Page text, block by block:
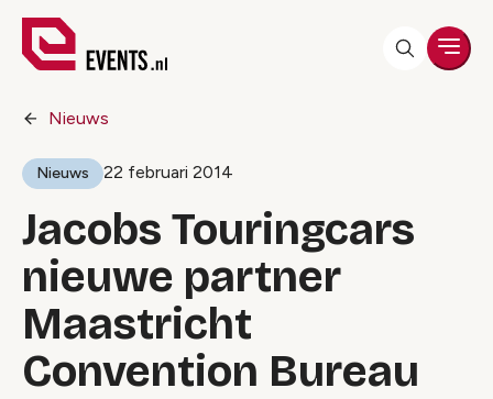
Nieuws
Nieuws 22 februari 2014
Jacobs Touringcars
nieuwe partner
Maastricht
Convention Bureau